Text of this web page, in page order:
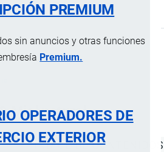
PREMIUM
sin anuncios y otras funciones
Premium.
OPERADORES DE
EXTERIOR
…, 16 Julio, 2024
Miel natural
ÍNDICE DE CONTENIDOS